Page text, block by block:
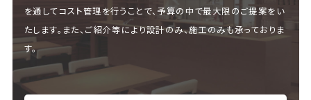
を通してコスト管理を行うことで、予算の中で最大限のご提案をい
たします。また、ご紹介等により設計のみ、施工のみも承っておりま
す。